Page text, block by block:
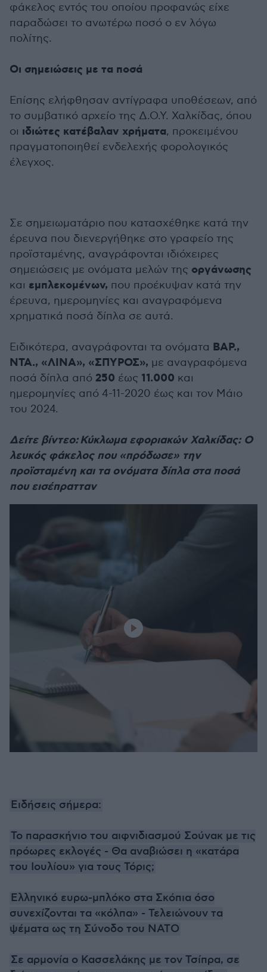
φάκελος εντός του οποίου προφανώς είχε
παραδώσει το ανωτέρω ποσό ο εν λόγω
πολίτης.
Οι σημειώσεις με τα ποσά
Επίσης ελήφθησαν αντίγραφα υποθέσεων, από
το συμβατικό αρχείο της Δ.Ο.Υ. Χαλκίδας, όπου
οι ιδιώτες κατέβαλαν χρήματα, προκειμένου
πραγματοποιηθεί ενδελεχής φορολογικός
έλεγχος.
Σε σημειωματάριο που κατασχέθηκε κατά την
έρευνα που διενεργήθηκε στο γραφείο της
προϊσταμένης, αναγράφονται ιδιόχειρες
σημειώσεις με ονόματα μελών της οργάνωσης
και εμπλεκομένων, που προέκυψαν κατά την
έρευνα, ημερομηνίες και αναγραφόμενα
χρηματικά ποσά δίπλα σε αυτά.
Ειδικότερα, αναγράφονται τα ονόματα ΒΑΡ.,
ΝΤΑ., «ΛΙΝΑ», «ΣΠΥΡΟΣ», με αναγραφόμενα
ποσά δίπλα από 250 έως 11.000 και
ημερομηνίες από 4-11-2020 έως και τον Μάιο
του 2024.
Δείτε βίντεο: Κύκλωμα εφοριακών Χαλκίδας: Ο
λευκός φάκελος που «πρόδωσε» την
προϊσταμένη και τα ονόματα δίπλα στα ποσά
που εισέπρατταν
Ειδήσεις σήμερα:
To παρασκήνιο του αιφνιδιασμού Σούνακ με τις
πρόωρες εκλογές - Θα αναβιώσει η «κατάρα
του Ιουλίου» για τους Τόρις;
Ελληνικό ευρω-μπλόκο στα Σκόπια όσο
συνεχίζονται τα «κόλπα» - Τελειώνουν τα
ψέματα ως τη Σύνοδο του ΝΑΤΟ
Σε αρμονία ο Κασσελάκης με τον Τσίπρα, σε